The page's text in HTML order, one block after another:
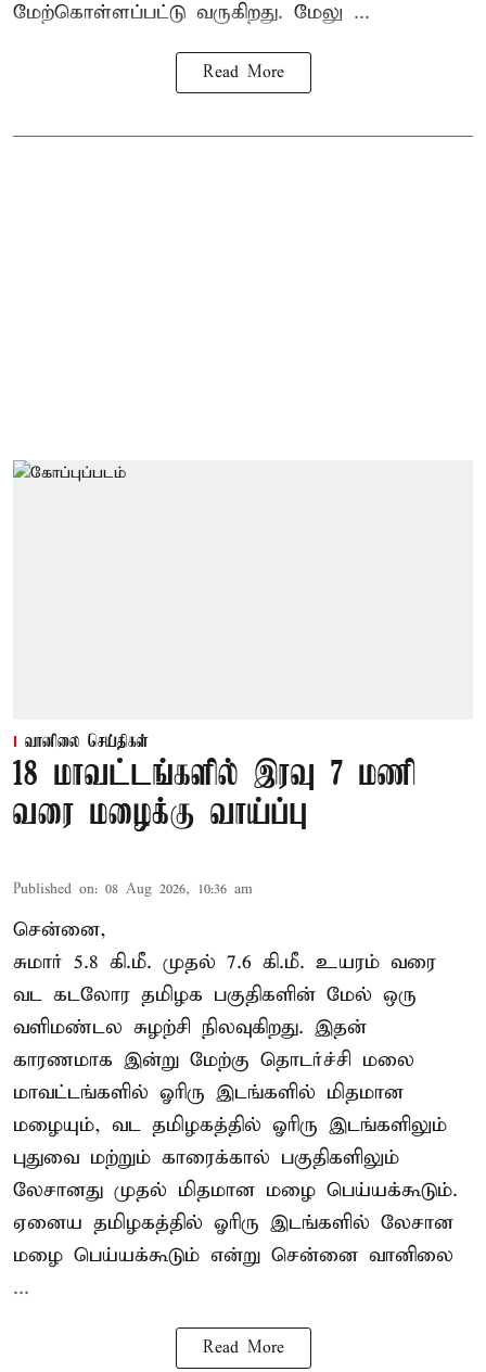
மேற்கொள்ளப்பட்டு வருகிறது. மேலு ...
Read More
வானிலை செய்திகள்
18 மாவட்டங்களில் இரவு 7 மணி
வரை மழைக்கு வாய்ப்பு
Published on: 08 Aug 2026, 10:36 am
சென்னை,
சுமார் 5.8 கி.மீ. முதல் 7.6 கி.மீ. உயரம் வரை
வட கடலோர தமிழக பகுதிகளின் மேல் ஒரு
வளிமண்டல சுழற்சி நிலவுகிறது. இதன்
காரணமாக இன்று மேற்கு தொடர்ச்சி மலை
மாவட்டங்களில் ஓரிரு இடங்களில் மிதமான
மழையும், வட தமிழகத்தில் ஓரிரு இடங்களிலும்
புதுவை மற்றும் காரைக்கால் பகுதிகளிலும்
லேசானது முதல் மிதமான மழை பெய்யக்கூடும்.
ஏனைய தமிழகத்தில் ஓரிரு இடங்களில் லேசான
மழை பெய்யக்கூடும் என்று சென்னை வானிலை
...
Read More